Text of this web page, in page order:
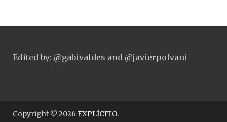
Edited by: @gabivaldes and @javierpolvani
Copyright © 2026 EXPLÍCITO.